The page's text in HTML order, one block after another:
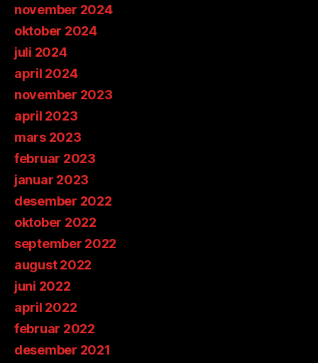
november 2024
oktober 2024
juli 2024
april 2024
november 2023
april 2023
mars 2023
februar 2023
januar 2023
desember 2022
oktober 2022
september 2022
august 2022
juni 2022
april 2022
februar 2022
desember 2021